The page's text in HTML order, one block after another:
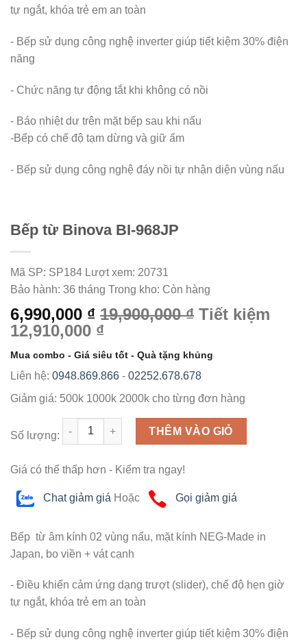
tự ngắt, khóa trẻ em an toàn
- Bếp sử dụng công nghệ inverter giúp tiết kiệm 30% điện
năng
- Chức năng tự động tắt khi không có nồi
- Báo nhiệt dư trên mặt bếp sau khi nấu
-Bếp có chế độ tạm dừng và giữ ấm
- Bếp sử dụng công nghệ đáy nồi tự nhận diện vùng nấu
Bếp từ Binova BI-968JP
Mã SP: SP184 Lượt xem: 20731
Bảo hành: 36 tháng Trong kho: Còn hàng
6,990,000 ₫ 19,900,000 ₫ Tiết kiệm
12,910,000 ₫
Mua combo - Giá siêu tốt - Quà tặng khủng
Liên hệ: 0948.869.866 - 02252.678.678
Giảm giá: 500k 1000k 2000k cho từng đơn hàng
Số lượng:
Số lượng THÊM VÀO GIỎ
Giá có thể thấp hơn - Kiểm tra ngay!
Chat giảm giá Hoặc Gọi giảm giá
Bếp từ âm kính 02 vùng nấu, mặt kính NEG-Made in
Japan, bo viền + vát cạnh
- Điều khiển cảm ứng dạng trượt (slider), chế độ hẹn giờ
tự ngắt, khóa trẻ em an toàn
- Bếp sử dụng công nghệ inverter giúp tiết kiệm 30% điện